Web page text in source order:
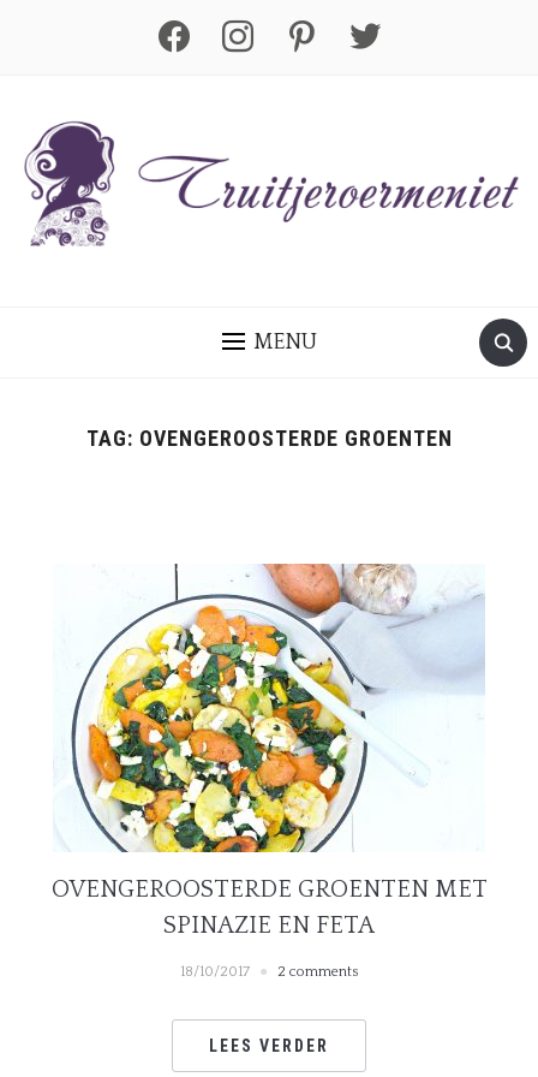
facebook instagram pinterest twitter
MENU
TAG: OVENGEROOSTERDE GROENTEN
OVENGEROOSTERDE GROENTEN MET
SPINAZIE EN FETA
18/10/2017 2 comments
LEES VERDER